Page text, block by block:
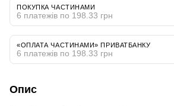
ПОКУПКА ЧАСТИНАМИ
6 платежів по 198.33 грн
«ОПЛАТА ЧАСТИНАМИ» ПРИВАТБАНКУ
6 платежів по 198.33 грн
Опис